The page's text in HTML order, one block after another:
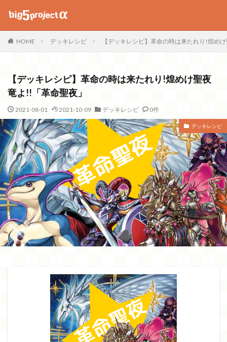
HOME デッキレシピ 【デッキレシピ】革命の時は来たれり!煌め
【デッキレシピ】革命の時は来たれり!煌めけ聖夜
竜よ!!「革命聖夜」
2021-08-01 2021-10-09 デッキレシピ 0件
デッキレシピ